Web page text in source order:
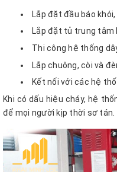
Lắp đặt đầu báo
Lắp đặt tủ trung tâm
Thi công hệ thống
Lắp chuông, còi và
Kết nối với các hệ
Khi có dấu hiệu cháy, hệ
để mọi người kịp thời sơ tán.